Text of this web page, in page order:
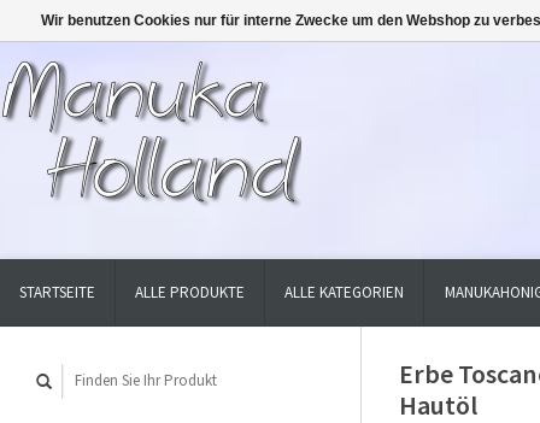
STARTSEITE ALLE PRODUKTE ALLE KATEGORIEN
Erbe
Hautöl
Wir benutzen Cookies nur für interne Zwecke um den Webshop zu